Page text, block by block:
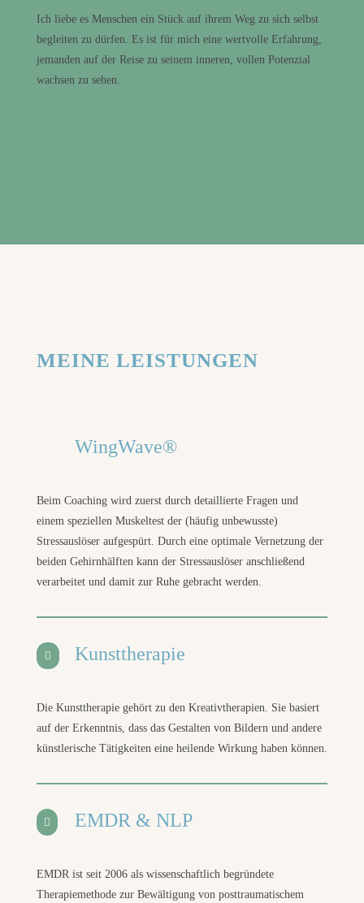
Ich liebe es Menschen ein Stück auf ihrem Weg zu sich selbst
begleiten zu dürfen. Es ist für mich eine wertvolle Erfahrung,
jemanden auf der Reise zu seinem inneren, vollen Potenzial
wachsen zu sehen.
MEINE LEISTUNGEN
WingWave®
Beim Coaching wird zuerst durch detaillierte Fragen und
einem speziellen Muskeltest der (häufig unbewusste)
Stressauslöser aufgespürt. Durch eine optimale Vernetzung der
beiden Gehirnhälften kann der Stressauslöser anschließend
verarbeitet und damit zur Ruhe gebracht werden.
 Kunsttherapie
Die Kunsttherapie gehört zu den Kreativtherapien. Sie basiert
auf der Erkenntnis, dass das Gestalten von Bildern und andere
künstlerische Tätigkeiten eine heilende Wirkung haben können.
 EMDR & NLP
EMDR ist seit 2006 als wissenschaftlich begründete
Therapiemethode zur Bewältigung von post­trau­ma­tisch­em